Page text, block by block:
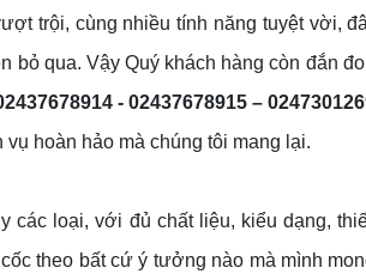
trội, cùng nhiều tính năng tuyệt vời,
bỏ qua. Vậy Quý khách hàng còn đắn
- 02437678915 –
hoàn hảo mà chúng tôi mang lại.
các loại, với đủ chất liệu, kiểu dạng,
theo bất cứ ý tưởng nào mà mình